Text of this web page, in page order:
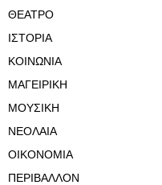
ΘΕΑΤΡΟ
ΙΣΤΟΡΙΑ
ΚΟΙΝΩΝΙΑ
ΜΑΓΕΙΡΙΚΗ
ΜΟΥΣΙΚΗ
ΝΕΟΛΑΙΑ
ΟΙΚΟΝΟΜΙΑ
ΠΕΡΙΒΑΛΛΟΝ